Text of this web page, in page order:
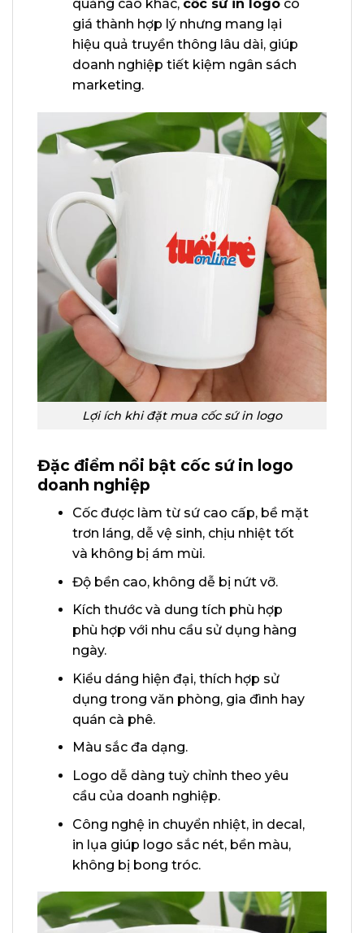
quảng cáo khác, cốc sứ in logocó
giá thành hợp lý nhưng mang lại
hiệu quả truyền thông lâu dài, giúp
doanh nghiệp tiết kiệm ngân sách
marketing.
Lợi ích khi đặt mua cốc sứ in logo
Đặc điểm nổi bật cốc sứ in logo
doanh nghiệp
Cốc được làm từ sứ cao cấp, bề mặt
trơn láng, dễ vệ sinh, chịu nhiệt tốt
và không bị ám mùi.
Độ bền cao, không dễ bị nứt vỡ.
Kích thước và dung tích phù hợp
phù hợp với nhu cầu sử dụng hàng
ngày.
Kiểu dáng hiện đại, thích hợp sử
dụng trong văn phòng, gia đình hay
quán cà phê.
Màu sắc đa dạng.
Logo dễ dàng tuỳ chỉnh theo yêu
cầu của doanh nghiệp.
Công nghệ in chuyển nhiệt, in decal,
in lụa giúp logo sắc nét, bền màu,
không bị bong tróc.